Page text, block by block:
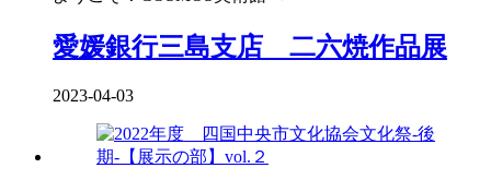
愛媛銀行三島支店 二六焼作品展
2023-04-03